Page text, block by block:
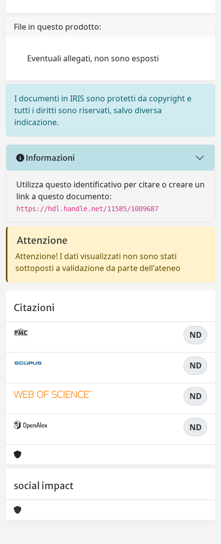
File in questo prodotto:
Eventuali allegati, non sono esposti
I documenti in IRIS sono protetti da copyright e
tutti i diritti sono riservati, salvo diversa
indicazione.
Informazioni
Utilizza questo identificativo per citare o creare un
link a questo documento:
https://hdl.handle.net/11585/1009687
Attenzione
Attenzione! I dati visualizzati non sono stati
sottoposti a validazione da parte dell'ateneo
Citazioni
ND
ND
ND
ND
social impact